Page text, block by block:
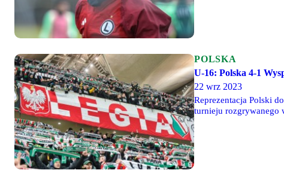
POLSKA
U-16: Polska 4-1
22 wrz 2023
Reprezentacja Polski
turnieju rozgrywanego